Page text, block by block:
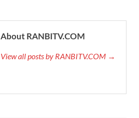
About RANBITV.COM
View all posts by RANBITV.COM →